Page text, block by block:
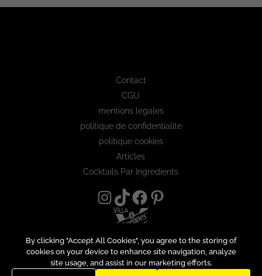
Contact
CGU
mentions legales
politique de confidentialite
politique cookies
Articles
Cocktails Par Ingredients
By clicking "Accept All Cookies", you agree to the storing of
cookies on your device to enhance site navigation, analyze
site usage, and assist in our marketing efforts.